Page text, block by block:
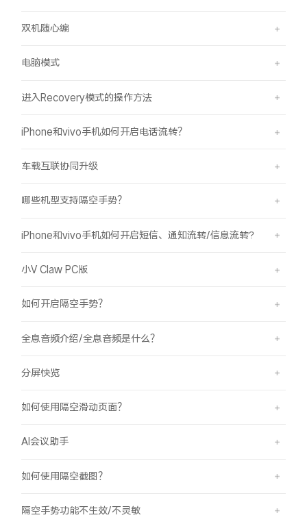
双机随心编
电脑模式
进入Recovery模式的操作方法
iPhone和vivo手机如何开启电话流转？
车载互联协同升级
哪些机型支持隔空手势？
iPhone和vivo手机如何开启短信、通知流转/信息流转?
小V Claw PC版
如何开启隔空手势？
全息音频介绍/全息音频是什么？
分屏快览
如何使用隔空滑动页面？
AI会议助手
如何使用隔空截图？
隔空手势功能不生效/不灵敏